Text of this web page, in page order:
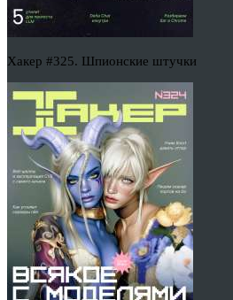
Хакер #325. Шпионские штучки